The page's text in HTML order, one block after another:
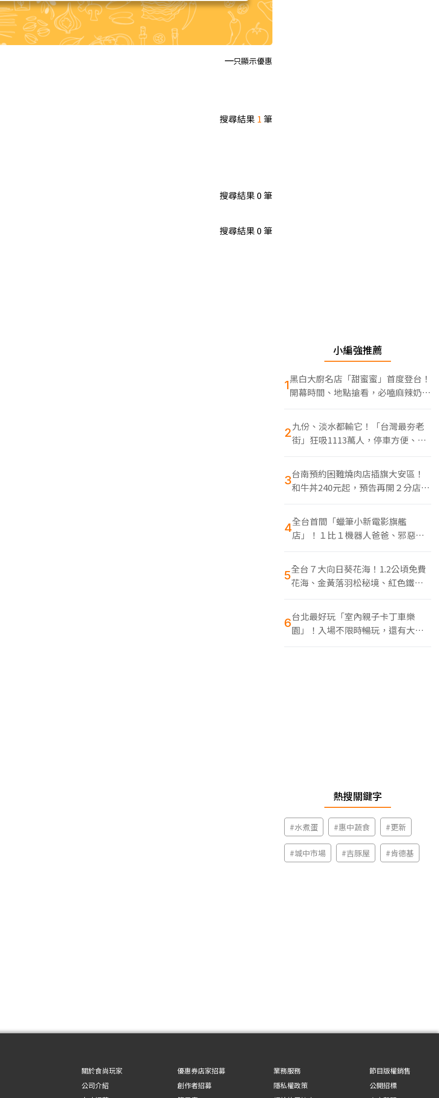
只顯示優惠
搜尋結果 1筆
搜尋結果0筆
搜尋結果0筆
小編強推薦
1黑白大廚名店「甜蜜蜜」首度登台！
開幕時間、地點搶看，必嗑麻辣奶油
蝦
2九份、淡水都輸它！「台灣最夯老
街」狂吸1113萬人，停車方便、特
色美食多
3台南預約困難燒肉店插旗大安區！
和牛丼240元起，預告再開２分店、
地點曝光
4全台首間「蠟筆小新電影旗艦
店」！１比１機器人爸爸、邪惡正
男，百款周邊買翻
5全台７大向日葵花海！1.2公頃免費
花海、金黃落羽松秘境、紅色鐵橋
同框
6台北最好玩「室內親子卡丁車樂
園」！入場不限時暢玩，還有大螢
幕Switch遊戲區
熱搜關鍵字
#水煮蛋 #惠中蔬食 #更新
#城中市場 #吉豚屋 #肯德基
關於食尚玩家
公司介紹
優惠券店家招募
創作者招募
業務服務
隱私權政策
節目版權銷售
公開招標